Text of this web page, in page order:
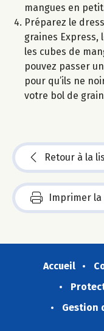
mangues en
Préparez le
graines Express,
les cubes de
pouvez passer
pour qu’ils ne
votre bol de
Retour à la
Imprimer
Accueil
Gestion